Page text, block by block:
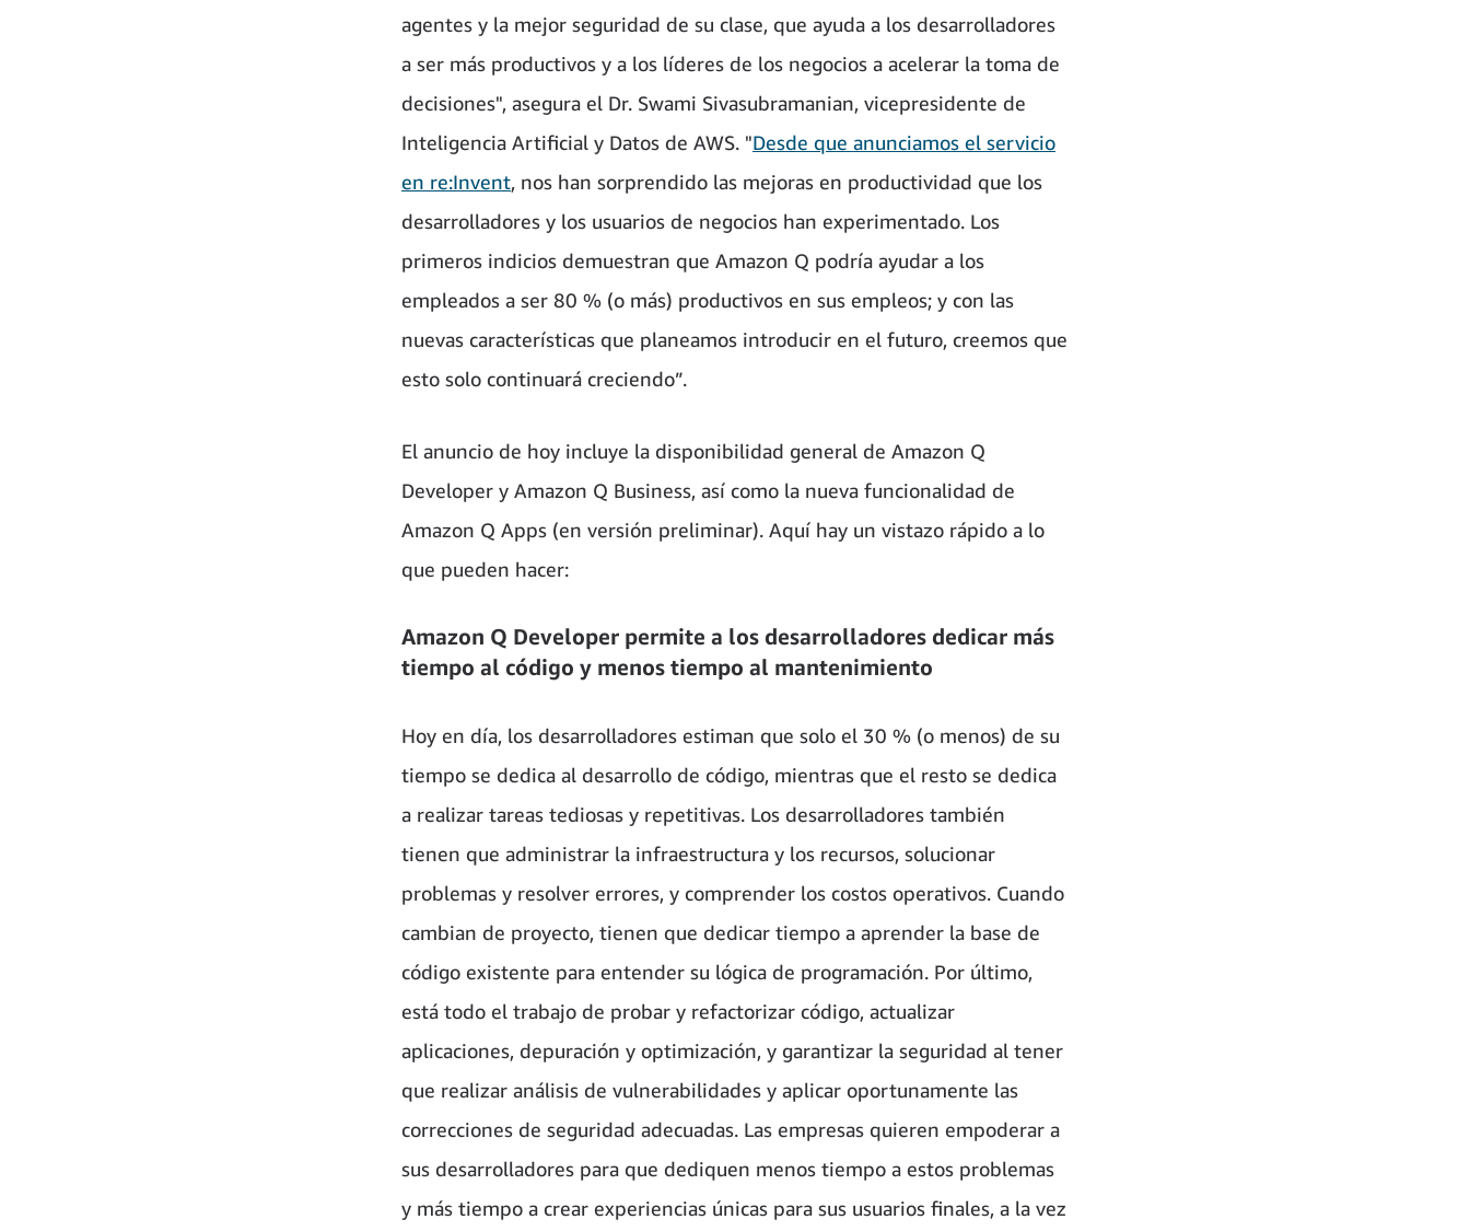
agentes y la mejor seguridad de su clase, que ayuda a los desarrolladores
a ser más productivos y a los líderes de los negocios a acelerar la toma de
decisiones", asegura el Dr. Swami Sivasubramanian, vicepresidente de
Inteligencia Artificial y Datos de AWS. "Desde que anunciamos el servicio
en re:Invent, nos han sorprendido las mejoras en productividad que los
desarrolladores y los usuarios de negocios han experimentado. Los
primeros indicios demuestran que Amazon Q podría ayudar a los
empleados a ser 80 % (o más) productivos en sus empleos; y con las
nuevas características que planeamos introducir en el futuro, creemos que
esto solo continuará creciendo”.
El anuncio de hoy incluye la disponibilidad general de Amazon Q
Developer y Amazon Q Business, así como la nueva funcionalidad de
Amazon Q Apps (en versión preliminar). Aquí hay un vistazo rápido a lo
que pueden hacer:
Amazon Q Developer permite a los desarrolladores dedicar más
tiempo al código y menos tiempo al mantenimiento
Hoy en día, los desarrolladores estiman que solo el 30 % (o menos) de su
tiempo se dedica al desarrollo de código, mientras que el resto se dedica
a realizar tareas tediosas y repetitivas. Los desarrolladores también
tienen que administrar la infraestructura y los recursos, solucionar
problemas y resolver errores, y comprender los costos operativos. Cuando
cambian de proyecto, tienen que dedicar tiempo a aprender la base de
código existente para entender su lógica de programación. Por último,
está todo el trabajo de probar y refactorizar código, actualizar
aplicaciones, depuración y optimización, y garantizar la seguridad al tener
que realizar análisis de vulnerabilidades y aplicar oportunamente las
correcciones de seguridad adecuadas. Las empresas quieren empoderar a
sus desarrolladores para que dediquen menos tiempo a estos problemas
y más tiempo a crear experiencias únicas para sus usuarios finales, a la vez